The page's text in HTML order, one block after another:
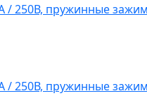
/ 250В, пружинные
/ 250В, пружинные